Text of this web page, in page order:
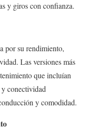
y giros con confianza.
por su rendimiento,
Las versiones más
que incluían
conectividad
y comodidad.